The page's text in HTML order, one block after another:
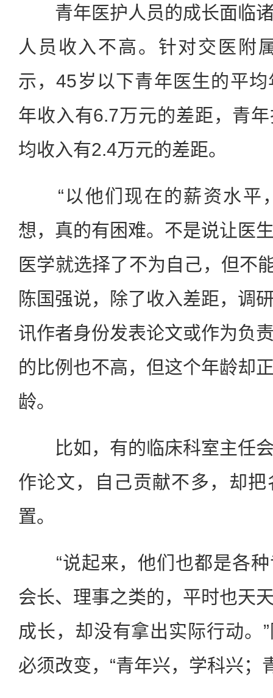
青年医护人员的成长面临诸
人员收入不高。针对交医附
示，45岁以下青年医生的平
年收入有6.7万元的差距，青
均收入有2.4万元的差距。
“以他们现在的薪资水平
想，真的有困难。不是说让医
医学就选择了不为自己，但不
陈国强说，除了收入差距，调
讯作者身份发表论文或作为负
的比例也不高，但这个年龄却
龄。
比如，有的临床科室主任会
作论文，自己贡献不多，却
置。
“说起来，他们也都是各种
会长、理事之类的，平时也天
成长，却没有拿出实际行动。
必须改变，“青年兴，学科兴；